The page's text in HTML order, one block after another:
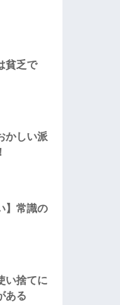
貧乏で
かしい派
】常識の
い捨てに
ある